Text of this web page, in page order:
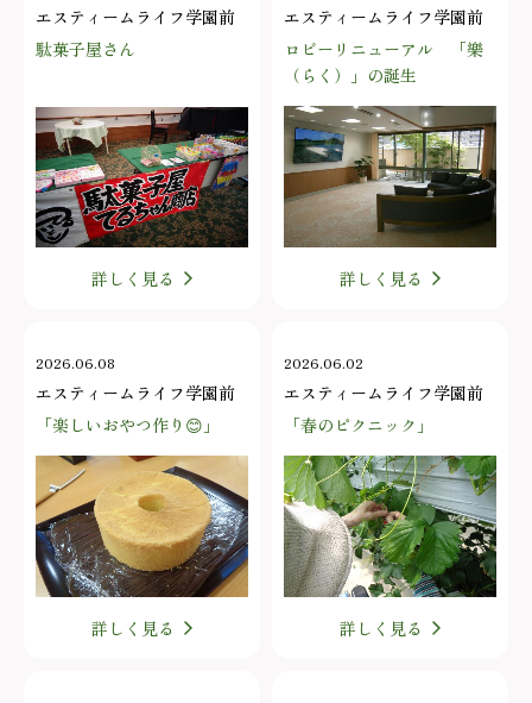
エスティームライフ学園前
駄菓子屋さん
詳しく見る
エスティームライフ学園前
ロビーリニューアル 「樂
（らく）」の誕生
詳しく見る
2026.06.08
エスティームライフ学園前
「楽しいおやつ作り😊」
詳しく見る
2026.06.02
エスティームライフ学園前
「春のピクニック」
詳しく見る